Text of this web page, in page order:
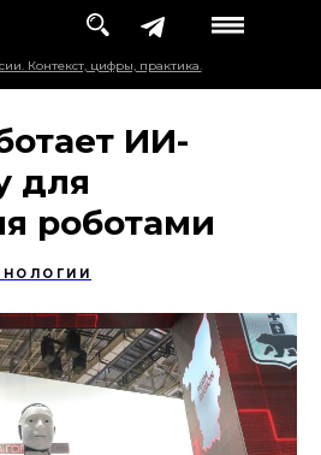
Контекст, цифры, практика.
ИИ-
для
роботами